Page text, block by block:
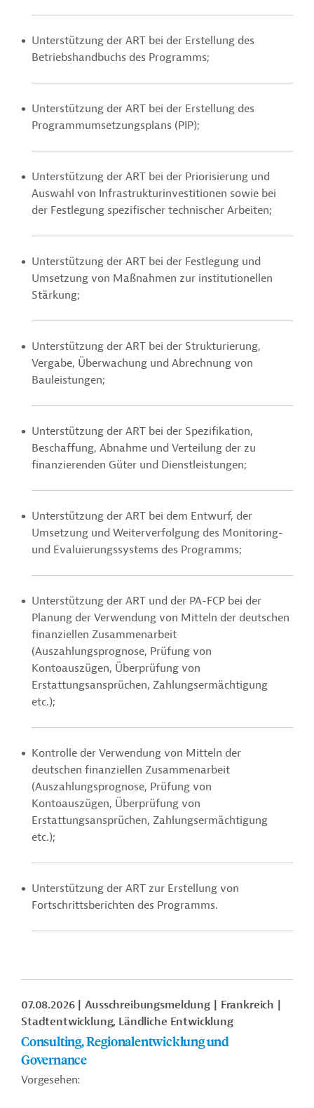
Unterstützung der ART bei der Erstellung des
Betriebshandbuchs des Programms;
Unterstützung der ART bei der Erstellung des
Programmumsetzungsplans (PIP);
Unterstützung der ART bei der Priorisierung und
Auswahl von Infrastrukturinvestitionen sowie bei
der Festlegung spezifischer technischer Arbeiten;
Unterstützung der ART bei der Festlegung und
Umsetzung von Maßnahmen zur institutionellen
Stärkung;
Unterstützung der ART bei der Strukturierung,
Vergabe, Überwachung und Abrechnung von
Bauleistungen;
Unterstützung der ART bei der Spezifikation,
Beschaffung, Abnahme und Verteilung der zu
finanzierenden Güter und Dienstleistungen;
Unterstützung der ART bei dem Entwurf, der
Umsetzung und Weiterverfolgung des Monitoring-
und Evaluierungssystems des Programms;
Unterstützung der ART und der PA-FCP bei der
Planung der Verwendung von Mitteln der deutschen
finanziellen Zusammenarbeit
(Auszahlungsprognose, Prüfung von
Kontoauszügen, Überprüfung von
Erstattungsansprüchen, Zahlungsermächtigung
etc.);
Kontrolle der Verwendung von Mitteln der
deutschen finanziellen Zusammenarbeit
(Auszahlungsprognose, Prüfung von
Kontoauszügen, Überprüfung von
Erstattungsansprüchen, Zahlungsermächtigung
etc.);
Unterstützung der ART zur Erstellung von
Fortschrittsberichten des Programms.
07.08.2026 Ausschreibungsmeldung
Frankreich
Stadtentwicklung, Ländliche Entwicklung
Consulting, Regionalentwicklung und
Governance
Vorgesehen: